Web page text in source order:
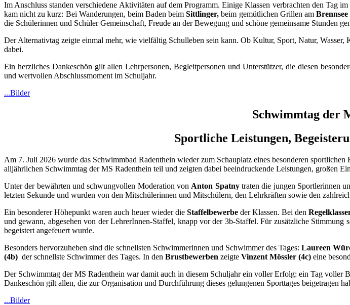
Im Anschluss standen verschiedene Aktivitäten auf dem Programm. Einige Klassen verbrachten den Tag im
kam nicht zu kurz: Bei Wanderungen, beim Baden beimSittlinger, beim gemütlichen Grillen am
die Schülerinnen und Schüler Gemeinschaft, Freude an der Bewegung und schöne gemeinsame Stunden
Der Alternativtag zeigte einmal mehr, wie vielfältig Schulleben sein kann. Ob Kultur, Sport, Natur,
dabei.
Ein herzliches Dankeschön gilt allen Lehrpersonen, Begleitpersonen und Unterstützer, die diesen
und wertvollen Abschlussmoment im Schuljahr.
...Bilder
Schwimmtag der
Sportliche Leistungen,
Am 7. Juli 2026 wurde das Schwimmbad Radenthein wieder zum Schauplatz eines besonderen
alljährlichen Schwimmtag der MS Radenthein teil und zeigten dabei beeindruckende Leistungen, großen
Unter der bewährten und schwungvollen Moderation von Anton Spatnytraten die jungen Sportlerinnen
letzten Sekunde und wurden von den Mitschülerinnen und Mitschülern, den Lehrkräften sowie den
Ein besonderer Höhepunkt waren auch heuer wieder die Staffelbewerbeder Klassen. Bei den
und gewann, abgesehen von der LehrerInnen-Staffel, knapp vor der 3b-Staffel. Für zusätzliche
begeistert angefeuert wurde.
Besonders hervorzuheben sind die schnellsten Schwimmerinnen und Schwimmer des Tages: Laureen
(4b) der schnellste Schwimmer des Tages. In den Brustbewerben zeigte Vinzent Mössler (4c) eine
Der Schwimmtag der MS Radenthein war damit auch in diesem Schuljahr ein voller Erfolg: ein Tag voller
Dankeschön gilt allen, die zur Organisation und Durchführung dieses gelungenen Sporttages beigetragen
...Bilder